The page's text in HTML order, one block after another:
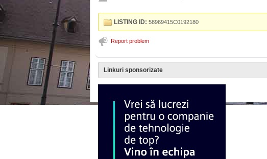
LISTING ID: 58969415C0192180
Report problem
Linkuri sponsorizate